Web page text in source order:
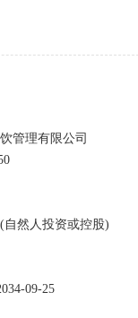
照《企业信息公示暂
况、弄虚作假的；列入